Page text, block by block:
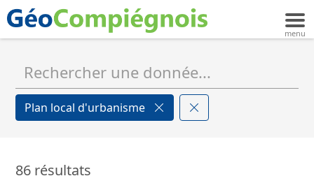
Plan local d'urbanisme
86 résultats